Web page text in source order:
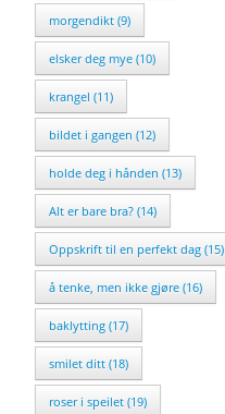
morgendikt (9)
elsker deg mye (10)
krangel (11)
bildet i gangen (12)
holde deg i hånden (13)
Alt er bare bra? (14)
Oppskrift til en perfekt dag (15)
å tenke, men ikke gjøre (16)
baklytting (17)
smilet ditt (18)
roser i speilet (19)